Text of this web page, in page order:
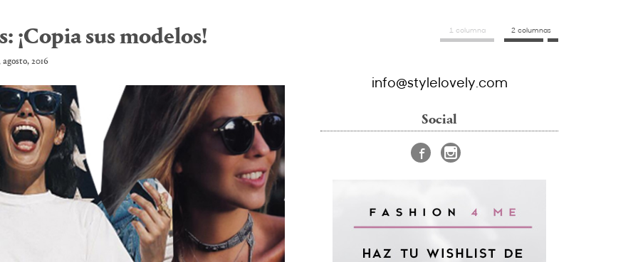
¡Copia sus modelos!
agosto, 2016
1 columna 2 columnas
info@stylelovely.com
Social